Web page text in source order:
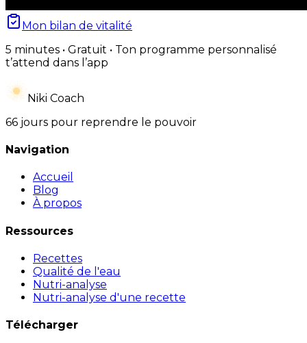
Mon bilan de vitalité
5 minutes • Gratuit • Ton programme personnalisé
t’attend dans l’app
Niki Coach
66 jours pour reprendre le pouvoir
Navigation
Accueil
Blog
À propos
Ressources
Recettes
Qualité de l'eau
Nutri-analyse
Nutri-analyse d'une recette
Télécharger